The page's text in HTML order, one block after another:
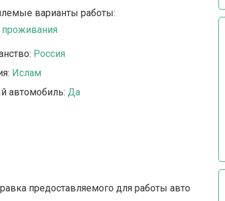
варианты работы:
проживания
Россия
Ислам
автомобиль: Да
предоставляемого для работы авто